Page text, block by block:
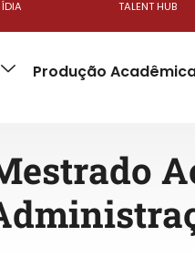
TALENT HUB
Produção